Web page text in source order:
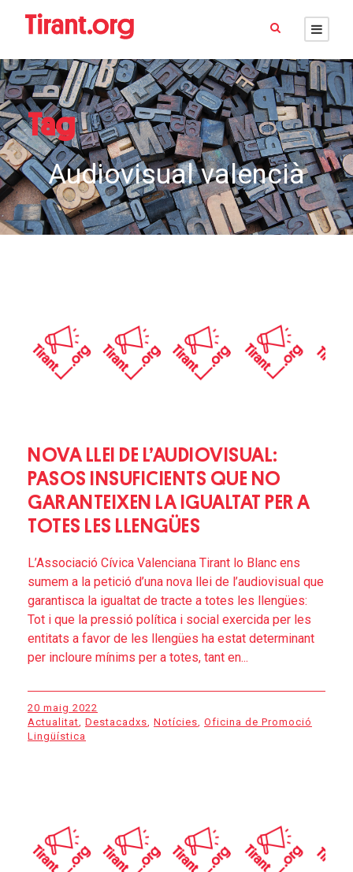
Tag
Audiovisual valencià
NOVA LLEI DE L’AUDIOVISUAL:
PASOS INSUFICIENTS QUE NO
GARANTEIXEN LA IGUALTAT PER A
TOTES LES LLENGÜES
L’Associació Cívica Valenciana Tirant lo Blanc ens
sumem a la petició d’una nova llei de l’audiovisual que
garantisca la igualtat de tracte a totes les llengües:
Tot i que la pressió política i social exercida per les
entitats a favor de les llengües ha estat determinant
per incloure mínims per a totes, tant en...
20 maig 2022
Actualitat Destacadxs Notícies Oficina de Promoció
Lingüística